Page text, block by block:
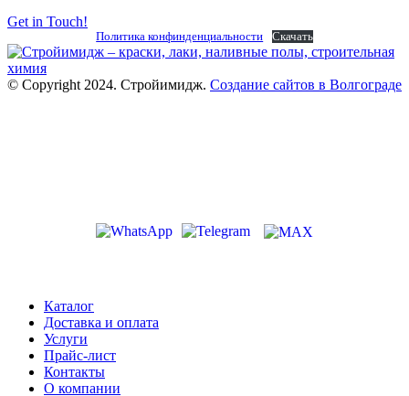
Get in Touch!
Политика конфинденциальности Скачать
© Copyright 2024. Стройимидж. Создание сайтов в Волгограде
Каталог
Доставка и оплата
Услуги
Прайс-лист
Контакты
О компании